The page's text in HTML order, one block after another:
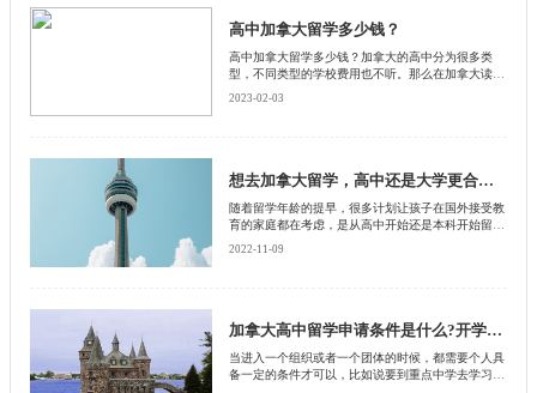
高中加拿大留学多少钱？
高中加拿大留学多少钱？加拿大的高中分为很多类
型，不同类型的学校费用也不听。那么在加拿大读高
2023-02-03
想去加拿大留学，高中还是大学更合适？
随着留学年龄的提早，很多计划让孩子在国外接受教
育的家庭都在考虑，是从高中开始还是本科开始留学
2022-11-09
加拿大高中留学申请条件是什么?开学时间是多少?
当进入一个组织或者一个团体的时候，都需要个人具
备一定的条件才可以，比如说要到重点中学去学习，